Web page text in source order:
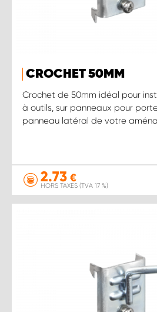
CROCHET 50MM
Crochet de 50mm idéal pour
à outils, sur panneaux pour
panneau latéral de votre
2.73 €
HORS TAXES (TVA 17 %)